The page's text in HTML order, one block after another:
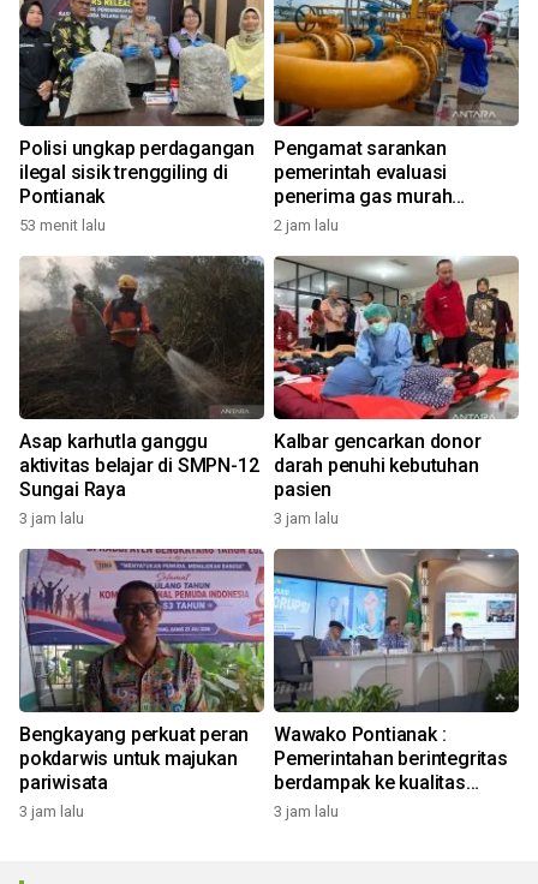
Polisi ungkap perdagangan
ilegal sisik trenggiling di
Pontianak
53 menit lalu
Pengamat sarankan
pemerintah evaluasi
penerima gas murah
industri
2 jam lalu
Asap karhutla ganggu
aktivitas belajar di SMPN-12
Sungai Raya
3 jam lalu
Kalbar gencarkan donor
darah penuhi kebutuhan
pasien
3 jam lalu
Bengkayang perkuat peran
pokdarwis untuk majukan
pariwisata
3 jam lalu
Wawako Pontianak :
Pemerintahan berintegritas
berdampak ke kualitas
pelayanan warga
3 jam lalu